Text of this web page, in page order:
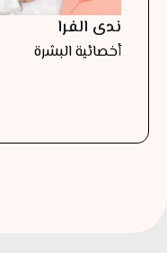
ندى الفرا
أخصائية البشرة